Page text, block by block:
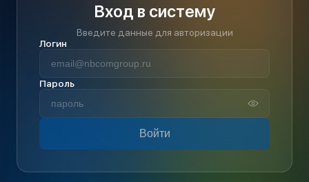
Вход в систему
Введите данные для авторизации
Логин
Пароль
Войти